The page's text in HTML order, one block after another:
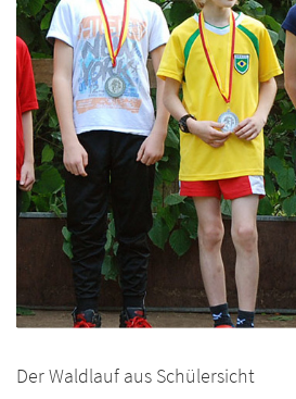
Der Waldlauf aus Schülersicht